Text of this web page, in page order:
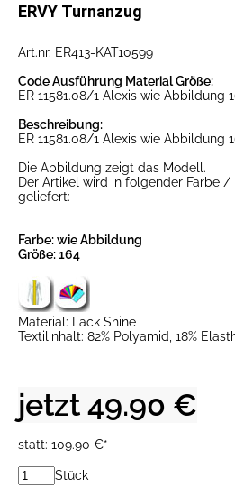
ERVY Turnanzug
Art.nr. ER413-KAT10599
Code Ausführung Material Größe:
ER 11581.08/1 Alexis wie Abbildung
Beschreibung:
ER 11581.08/1 Alexis wie Abbildung
Die Abbildung zeigt das Modell.
Der Artikel wird in folgender Farbe
geliefert:
Farbe: wie Abbildung
Größe: 164
Material: Lack Shine
Textilinhalt: 82% Polyamid, 18%
jetzt 49.90 €
statt: 109.90 €*
Stück